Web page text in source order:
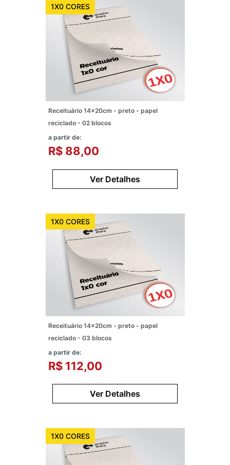
1X0 CORES
Receituário 14x20cm - preto - papel
reciclado - 02 blocos
a partir de:
R$ 88,00
Ver Detalhes
1X0 CORES
Receituário 14x20cm - preto - papel
reciclado - 03 blocos
a partir de:
R$ 112,00
Ver Detalhes
1X0 CORES